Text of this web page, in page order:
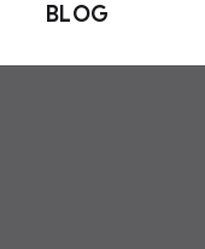
BLOG